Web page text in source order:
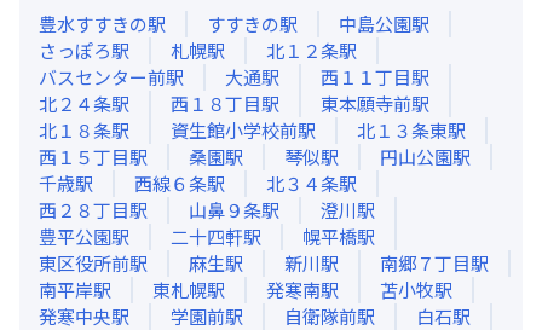
豊水すすきの駅 すすきの駅 中島公園駅
さっぽろ駅 札幌駅 北１２条駅
バスセンター前駅 大通駅 西１１丁目駅
北２４条駅 西１８丁目駅 東本願寺前駅
北１８条駅 資生館小学校前駅 北１３条東駅
西１５丁目駅 桑園駅 琴似駅 円山公園駅
千歳駅 西線６条駅 北３４条駅
西２８丁目駅 山鼻９条駅 澄川駅
豊平公園駅 二十四軒駅 幌平橋駅
東区役所前駅 麻生駅 新川駅 南郷７丁目駅
南平岸駅 東札幌駅 発寒南駅 苫小牧駅
発寒中央駅 学園前駅 自衛隊前駅 白石駅